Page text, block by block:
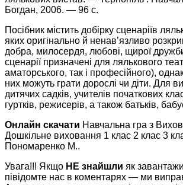
Богдан, 2006. — 96 с.
Посібник містить добірку сценаріїв
яких оригінально й ненав’язливо
добра, милосердя, любові, щирої
сценарії призначені для лялькового
аматорського, так і професійного),
них можуть грати дорослі чи діти. Для
дитячих садків, учителів початкових
гуртків, режисерів, а також батьків,
Онлайн скачати Навчальна гра з
Дошкільне виховання 1 клас 2 клас 3
Пономаренко М..
Увага!!! Якщо НЕ знайшли як
півідомте нас в коментарях — ми